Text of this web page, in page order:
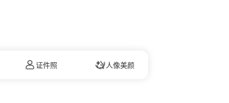
证件照 人像美颜